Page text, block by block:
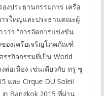
งประธานกรรมการ เครือ
รใหญ่และประธานคณะผู้
ว่า “การจัดการแข่งขัน
องเครือเจริญโภคภัณฑ์
รกิจกรรมที่เป็น World
ต่อเนื่อง เช่นเดียวกับ ทรู ซู
และ Cirque DU Soleil
Bangkok 2015 ที่ผ่าน